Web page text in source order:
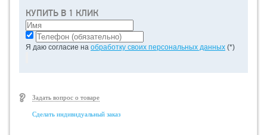
КУПИТЬ В 1 КЛИК
Я даю согласие на обработку своих персональных данных (*)
Задать вопрос о товаре
Сделать индивидуальный заказ